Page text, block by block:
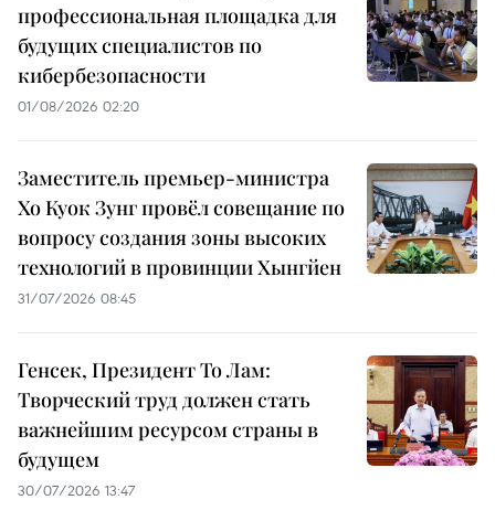
профессиональная площадка для
будущих специалистов по
кибербезопасности
01/08/2026 02:20
Заместитель премьер-министра
Хо Куок Зунг провёл совещание по
вопросу создания зоны высоких
технологий в провинции Хынгйен
31/07/2026 08:45
Генсек, Президент То Лам:
Творческий труд должен стать
важнейшим ресурсом страны в
будущем
30/07/2026 13:47